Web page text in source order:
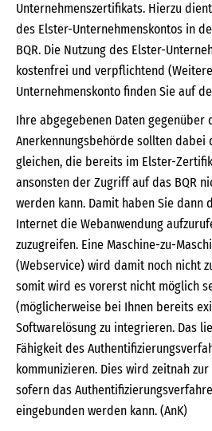
Unternehmenszertifikats. Hierzu
des Elster-Unternehmenskontos in
BQR. Die Nutzung des Elster-
kostenfrei und verpflichtend
Unternehmenskonto finden Sie auf
Ihre abgegebenen Daten gegenüber
Anerkennungsbehörde sollten dabei
gleichen, die bereits im Elster-
ansonsten der Zugriff auf das BQR
werden kann. Damit haben Sie dann
Internet die Webanwendung
zuzugreifen. Eine Maschine-zu-
(Webservice) wird damit noch nicht
somit wird es vorerst nicht möglich
(möglicherweise bei Ihnen bereits
Softwarelösung zu integrieren. Das
Fähigkeit des
kommunizieren. Dies wird zeitnah
sofern das
eingebunden werden kann. (AnK)